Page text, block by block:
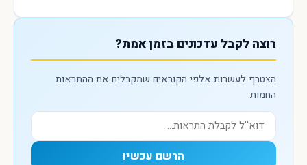
רוצה לקבל עדכונים בזמן אמת?
הצטרף לעשרות אלפי הקוראים שמקבלים את ההתראות
החמות:
הרשם עכשיו